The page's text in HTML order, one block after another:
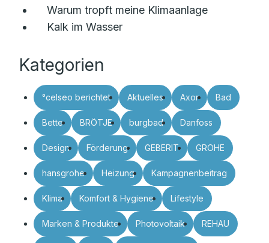
Warum tropft meine Klimaanlage
Kalk im Wasser
Kategorien
°celseo berichtet Aktuelles Axor Bad
Bette BRÖTJE burgbad Danfoss
Design Förderung GEBERIT GROHE
hansgrohe Heizung Kampagnenbeitrag
Klima Komfort & Hygiene Lifestyle
Marken & Produkte Photovoltaik REHAU